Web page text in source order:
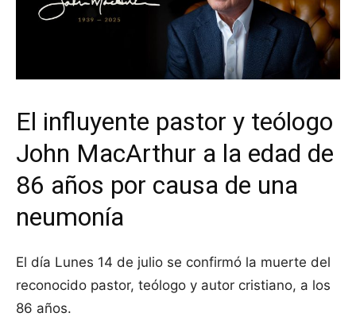
El influyente pastor y teólogo
John MacArthur a la edad de
86 años por causa de una
neumonía
El día Lunes 14 de julio se confirmó la muerte del
reconocido pastor, teólogo y autor cristiano, a los
86 años.